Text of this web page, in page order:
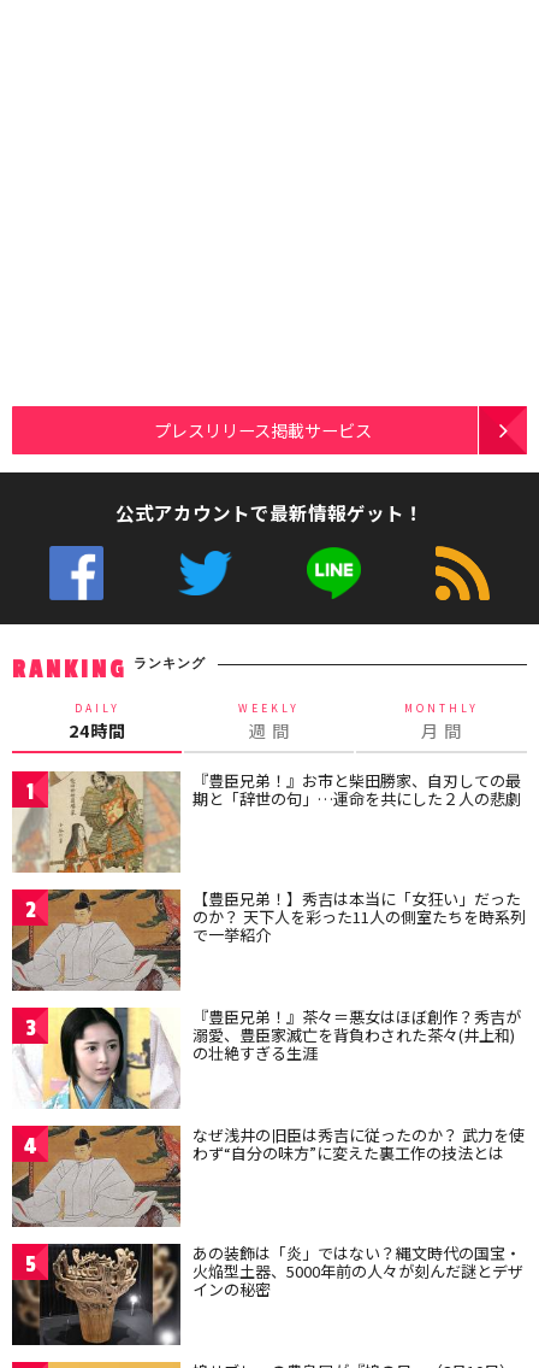
プレスリリース掲載サービス
公式アカウントで最新情報ゲット！
RANKING ランキング
DAILY
24時間
WEEKLY
週 間
MONTHLY
月 間
1 『豊臣兄弟！』お市と柴田勝家、自刃しての最
期と「辞世の句」…運命を共にした２人の悲劇
2 【豊臣兄弟！】秀吉は本当に「女狂い」だった
のか？ 天下人を彩った11人の側室たちを時系列
で一挙紹介
3 『豊臣兄弟！』茶々＝悪女はほぼ創作？秀吉が
溺愛、豊臣家滅亡を背負わされた茶々(井上和)
の壮絶すぎる生涯
4 なぜ浅井の旧臣は秀吉に従ったのか？ 武力を使
わず“自分の味方”に変えた裏工作の技法とは
5 あの装飾は「炎」ではない？縄文時代の国宝・
火焔型土器、5000年前の人々が刻んだ謎とデザ
インの秘密